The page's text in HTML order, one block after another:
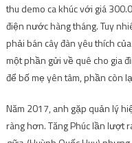
thu demo ca khúc với giá
điện nước hàng tháng. Tuy
phải bán cây đàn yêu thích
một phần gửi về quê cho gia
để bố mẹ yên tâm, phần còn
Năm 2017, anh gặp quản lý
ràng hơn. Tăng Phúc lần lượt